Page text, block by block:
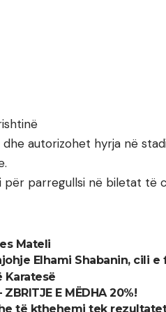
autorizohet hyrja në
për parregullsi në biletat të
Mateli
Elhami Shabanin, cili
Karatesë
ZBRITJE E MËDHA 20%!
të kthehemi tek